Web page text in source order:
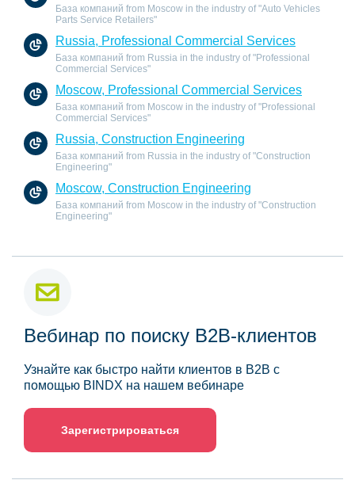
База компаний from Moscow in the industry of "Auto Vehicles
Parts Service Retailers"
Russia, Professional Commercial Services
База компаний from Russia in the industry of "Professional
Commercial Services"
Moscow, Professional Commercial Services
База компаний from Moscow in the industry of "Professional
Commercial Services"
Russia, Construction Engineering
База компаний from Russia in the industry of "Construction
Engineering"
Moscow, Construction Engineering
База компаний from Moscow in the industry of "Construction
Engineering"
Вебинар по поиску B2B-клиентов
Узнайте как быстро найти клиентов в B2B с
помощью BINDX на нашем вебинаре
Зарегистрироваться